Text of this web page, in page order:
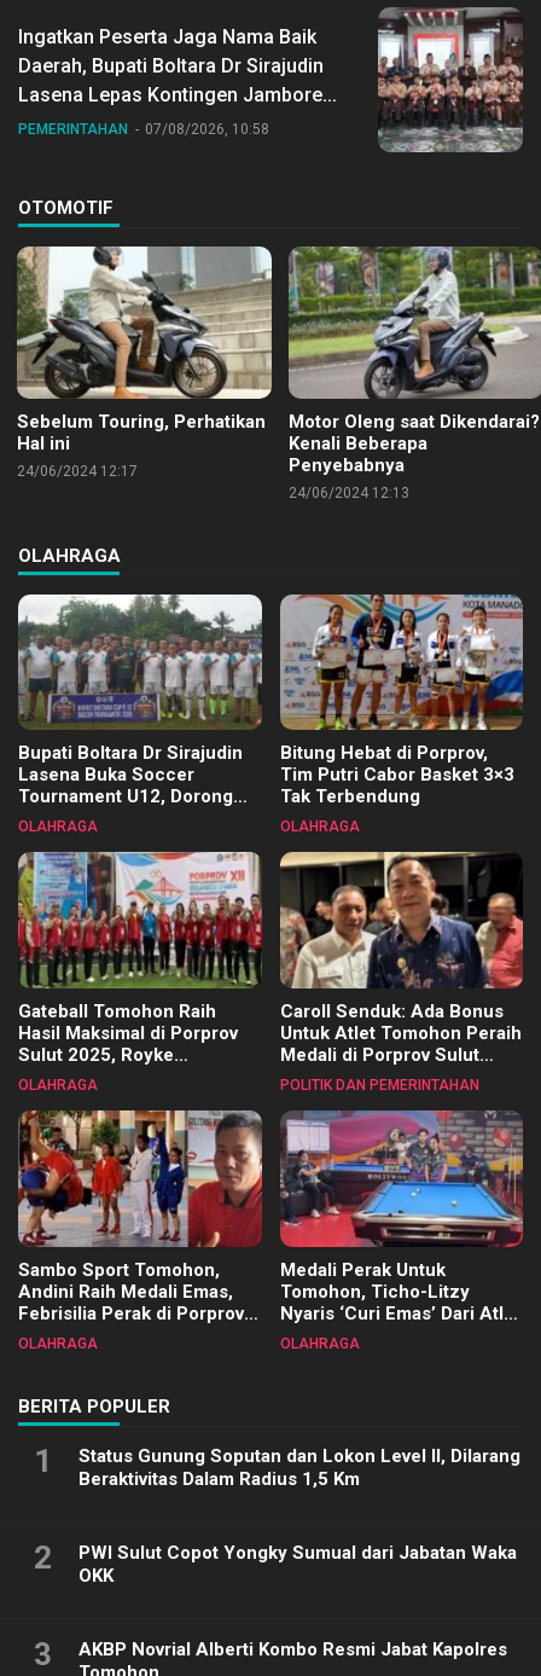
Ingatkan Peserta Jaga Nama Baik
Daerah, Bupati Boltara Dr Sirajudin
Lasena Lepas Kontingen Jambore
Nasional ke XII di Buperta Cibubur
PEMERINTAHAN 07/08/2026, 10:58
OTOMOTIF
Sebelum Touring, Perhatikan
Hal ini
24/06/2024 12:17
Motor Oleng saat Dikendarai?
Kenali Beberapa
Penyebabnya
24/06/2024 12:13
OLAHRAGA
Bupati Boltara Dr Sirajudin
Lasena Buka Soccer
Tournament U12, Dorong
Pembinaan Merata di Setiap
OLAHRAGA
Bitung Hebat di Porprov,
Tim Putri Cabor Basket 3×3
Tak Terbendung
OLAHRAGA
Gateball Tomohon Raih
Hasil Maksimal di Porprov
Sulut 2025, Royke
Tangkawarouw Ucapkan
OLAHRAGA
Caroll Senduk: Ada Bonus
Untuk Atlet Tomohon Peraih
Medali di Porprov Sulut
2025
POLITIK DAN PEMERINTAHAN
Sambo Sport Tomohon,
Andini Raih Medali Emas,
Febrisilia Perak di Porprov
Sulut 2025
OLAHRAGA
Medali Perak Untuk
Tomohon, Ticho-Litzy
Nyaris ‘Curi Emas’ Dari Atlet
Biliar PON di Porprov Sulut
OLAHRAGA
BERITA POPULER
1
Status Gunung Soputan dan Lokon Level II, Dilarang
Beraktivitas Dalam Radius 1,5 Km
2
PWI Sulut Copot Yongky Sumual dari Jabatan Waka
OKK
3
AKBP Novrial Alberti Kombo Resmi Jabat Kapolres